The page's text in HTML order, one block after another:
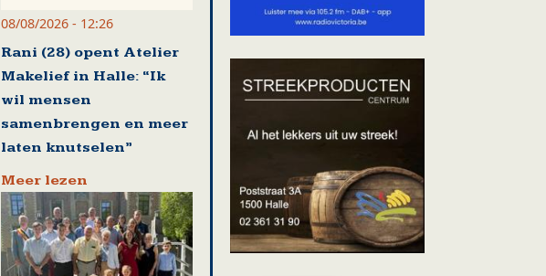
08/08/2026 - 12:26
Rani (28) opent Atelier
Makelief in Halle: “Ik
wil mensen
samenbrengen en meer
laten knutselen”
Meer lezen